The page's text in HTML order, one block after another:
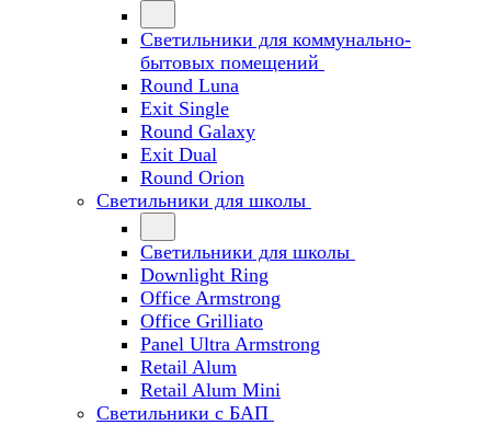
Светильники для коммунально-
бытовых помещений
Round Luna
Exit Single
Round Galaxy
Exit Dual
Round Orion
Светильники для школы
Светильники для школы
Downlight Ring
Office Armstrong
Office Grilliato
Panel Ultra Armstrong
Retail Alum
Retail Alum Mini
Светильники с БАП